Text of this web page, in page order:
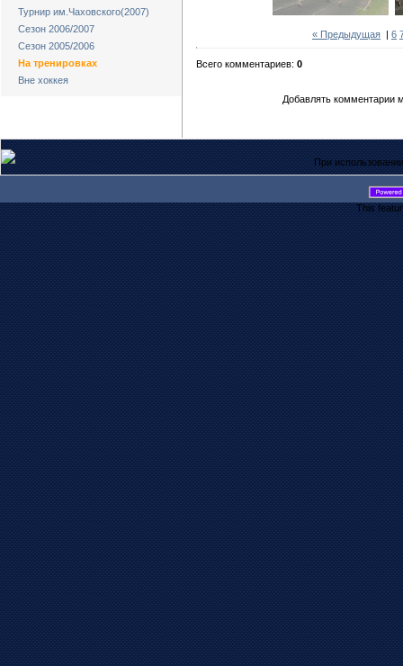
Турнир им.Чаховского(2007)
Сезон 2006/2007
Сезон 2005/2006
На тренировках
Вне хоккея
« Предыдущая | 6
Всего комментариев: 0
Добавлять комментарии
При
This